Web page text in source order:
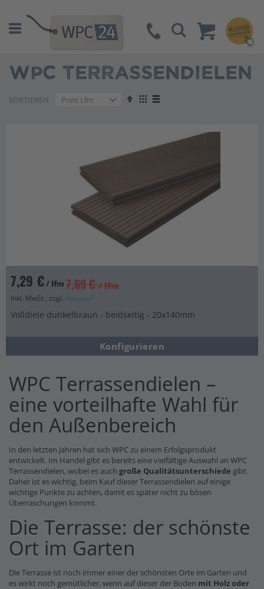
Suche
WPC TERRASSENDIELEN
SORTIEREN
AbsteigendAnzeigen
7,29 €/ lfm 7,69 € / lfm
Inkl. MwSt., zzgl. Versand
Volldiele dunkelbraun - beidseitig - 20x140mm
Konfigurieren
WPC Terrassendielen –
eine vorteilhafte Wahl für
den Außenbereich
In den letzten Jahren hat sich WPC zu einem Erfolgsprodukt
entwickelt. Im Handel gibt es bereits eine vielfältige Auswahl an WPC
Terrassendielen, wobei es auch große Qualitätsunterschiede gibt.
Daher ist es wichtig, beim Kauf dieser Terrassendielen auf einige
wichtige Punkte zu achten, damit es später nicht zu bösen
Überraschungen kommt.
Die Terrasse: der schönste
Ort im Garten
Die Terrasse ist noch immer einer der schönsten Orte im Garten und
es wirkt noch gemütlicher, wenn auf dieser der Boden mit Holz oder